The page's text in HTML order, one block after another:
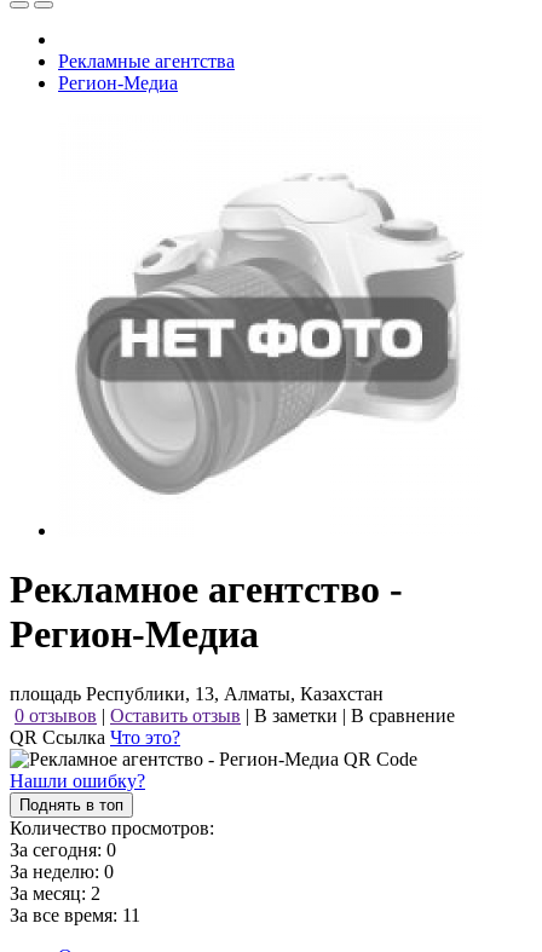
Рекламные агентства
Регион-Медиа
Рекламное агентство -
Регион-Медиа
площадь Республики, 13, Алматы, Казахстан
0 отзывов | Оставить отзыв | В заметки | В сравнение
QR Ссылка Что это?
Нашли ошибку?
Поднять в топ
Количество просмотров:
За сегодня: 0
За неделю: 0
За месяц: 2
За все время: 11